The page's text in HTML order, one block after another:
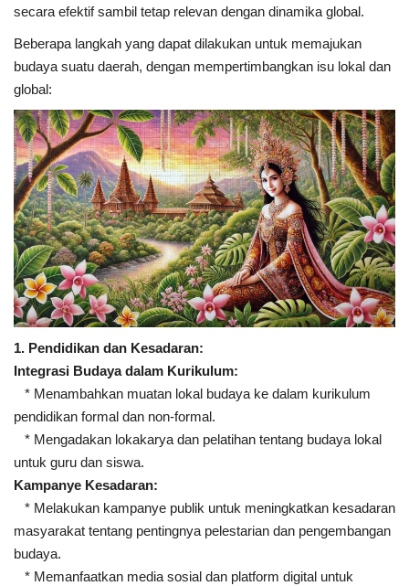
secara efektif sambil tetap relevan dengan dinamika global.
Beberapa langkah yang dapat dilakukan untuk memajukan
budaya suatu daerah, dengan mempertimbangkan isu lokal dan
global:
1. Pendidikan dan Kesadaran:
Integrasi Budaya dalam Kurikulum:
* Menambahkan muatan lokal budaya ke dalam kurikulum
pendidikan formal dan non-formal.
* Mengadakan lokakarya dan pelatihan tentang budaya lokal
untuk guru dan siswa.
Kampanye Kesadaran:
* Melakukan kampanye publik untuk meningkatkan kesadaran
masyarakat tentang pentingnya pelestarian dan pengembangan
budaya.
* Memanfaatkan media sosial dan platform digital untuk